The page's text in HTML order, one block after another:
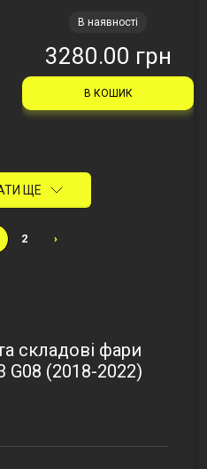
В наявності
3280.00 грн
В КОШИК
ЩЕ
2 ›
складові фари
G08 (2018-2022)